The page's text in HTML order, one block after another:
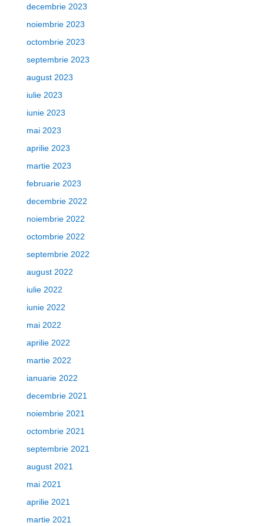
decembrie 2023
noiembrie 2023
octombrie 2023
septembrie 2023
august 2023
iulie 2023
iunie 2023
mai 2023
aprilie 2023
martie 2023
februarie 2023
decembrie 2022
noiembrie 2022
octombrie 2022
septembrie 2022
august 2022
iulie 2022
iunie 2022
mai 2022
aprilie 2022
martie 2022
ianuarie 2022
decembrie 2021
noiembrie 2021
octombrie 2021
septembrie 2021
august 2021
mai 2021
aprilie 2021
martie 2021